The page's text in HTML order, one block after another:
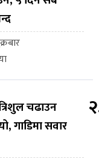
चढाउन
गाडिमा सवार